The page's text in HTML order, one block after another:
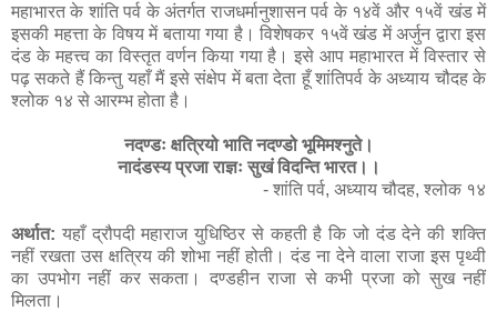
महाभारत के शांति पर्व के अंतर्गत राजधर्मानुशासन पर्व के १४वें और १५वें खंड में
इसकी महत्ता के विषय में बताया गया है। विशेषकर १५वें खंड में अर्जुन द्वारा इस
दंड के महत्त्व का विस्तृत वर्णन किया गया है। इसे आप महाभारत में विस्तार से
पढ़ सकते हैं किन्तु यहाँ मैं इसे संक्षेप में बता देता हूँ शांतिपर्व के अध्याय चौदह के
श्लोक १४ से आरम्भ होता है।
नदण्डः क्षत्रियो भाति नदण्डो भूमिमश्नुते।
नादंडस्य प्रजा राज्ञः सुखं विदन्ति भारत।।
- शांति पर्व, अध्याय चौदह, श्लोक १४
अर्थात: यहाँ द्रौपदी महाराज युधिष्ठिर से कहती है कि जो दंड देने की शक्ति
नहीं रखता उस क्षत्रिय की शोभा नहीं होती। दंड ना देने वाला राजा इस पृथ्वी
का उपभोग नहीं कर सकता। दण्डहीन राजा से कभी प्रजा को सुख नहीं
मिलता।